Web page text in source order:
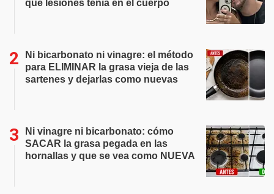
qué lesiones tenía en el cuerpo
Ni bicarbonato ni vinagre: el método
para ELIMINAR la grasa vieja de las
sartenes y dejarlas como nuevas
Ni vinagre ni bicarbonato: cómo
SACAR la grasa pegada en las
hornallas y que se vea como NUEVA